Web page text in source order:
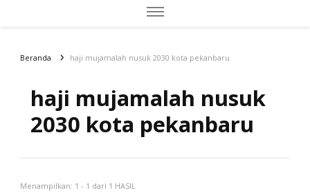
Beranda haji mujamalah nusuk 2030 kota pekanbaru
haji mujamalah nusuk
2030 kota pekanbaru
Menampilkan: 1 - 1 dari 1 HASIL